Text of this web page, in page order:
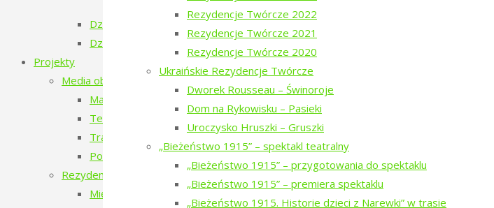
Rezydencje Twórcze 2022
Rezydencje Twórcze 2021
Rezydencje Twórcze 2020
Ukraińskie Rezydencje Twórcze
Dworek Rousseau – Świnoroje
Dom na Rykowisku – Pasieki
Uroczysko Hruszki – Gruszki
„Bieżeństwo 1915” – spektakl teatralny
„Bieżeństwo 1915” – przygotowania do spektaklu
„Bieżeństwo 1915” – premiera spektaklu
„Bieżeństwo 1915. Historie dzieci z Narewki” w trasie
Dzien Tatarski – spotkanie z Krzysztofem Mucharskim
Dzień Szwedzki
Dzień Rosyjski
Projekty
Media obywatelskie
Mapy miejsc, których już nie ma
Teatr Chodzony z Narewki
Transport publiczny – przyszłość czy wykluczenie?
Podlaskie ławeczki. To tu jest magia Podlasia.
Rezydencje twórcze
Międzynarodowe Rezydencje Twórcze 2026